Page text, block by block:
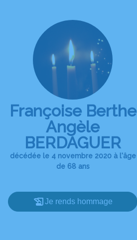
Françoise Berthe
Angèle
BERDAGUER
décédée le 4 novembre 2020 à l'âge
de 68 ans
Je rends hommage